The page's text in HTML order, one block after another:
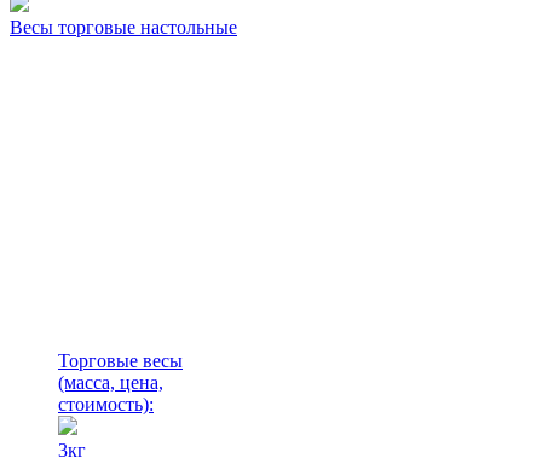
Весы торговые настольные
Торговые весы
(масса, цена,
стоимость):
3кг